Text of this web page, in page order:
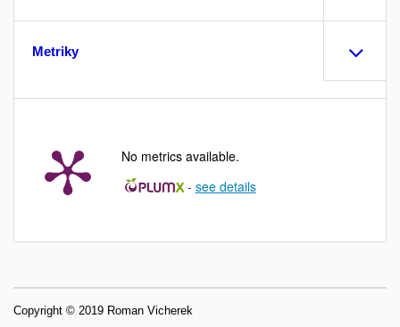
Metriky
No metrics available.
- see details
Copyright © 2019 Roman Vicherek